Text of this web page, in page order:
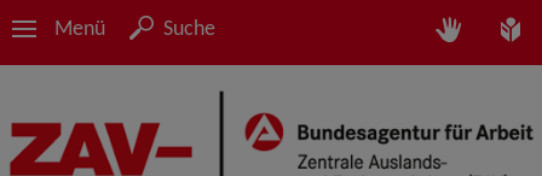
Menü Suche